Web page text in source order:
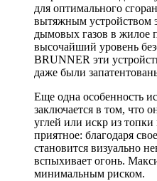
для оптимального
вытяжным устройством
дымовых газов в жилое
высочайший уровень
BRUNNER эти
даже были
Еще одна особенность
заключается в том, что
углей или искр из
приятное: благодаря
становится визуально
вспыхивает огонь.
минимальным риском.